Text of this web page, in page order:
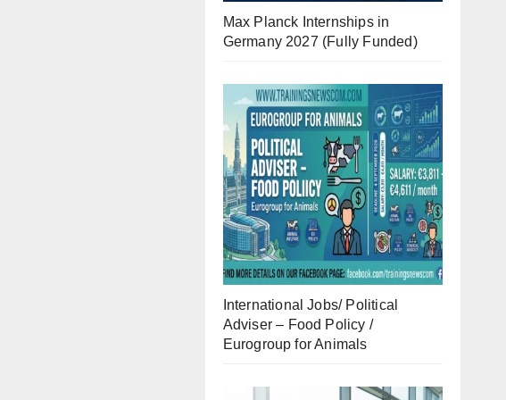
Max Planck Internships in
Germany 2027 (Fully Funded)
International Jobs/ Political
Adviser – Food Policy /
Eurogroup for Animals